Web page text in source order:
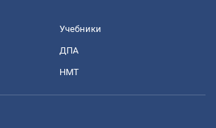
Учебники
ДПА
НМТ